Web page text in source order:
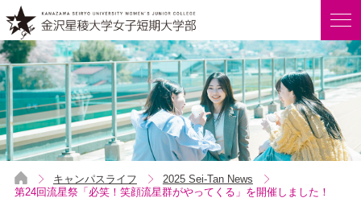
キャンパスライフ
2025 Sei-Tan News
第24回流星祭「必笑！笑顔流星群がやってくる」を開催しました！